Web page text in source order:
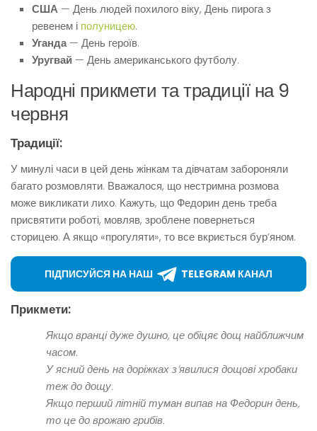
США — День людей похилого віку, День пирога з
ревенем і полуницею.
Уганда— День героїв.
Уругвай — День американського футболу.
Народні прикмети та традиції на 9
червня
Традиції:
У минулі часи в цей день жінкам та дівчатам забороняли
багато розмовляти. Вважалося, що нестримна розмова
може викликати лихо. Кажуть, що Федорин день треба
присвятити роботі, мовляв, зроблене повернеться
сторицею. А якщо «прогуляти», то все вкриється бур’яном.
ПІДПИСУЙСЯ НА НАШ TELEGRAM КАНАЛ
Прикмети:
Якщо вранці дуже душно, це обіцяє дощ найближчим
часом.
У ясний день на доріжках з’явилися дощові хробаки
теж до дощу.
Якщо перший літній туман випав на Федорин день,
то це до врожаю грибів.